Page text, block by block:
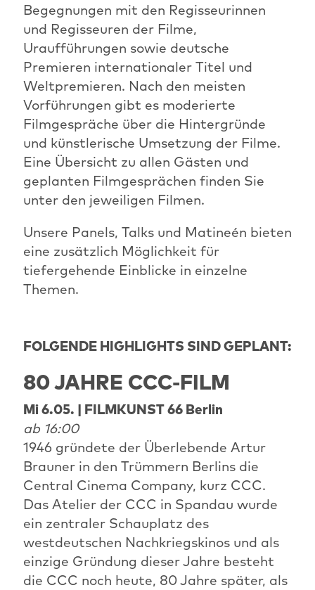
Begegnungen mit den Regisseurinnen
und Regisseuren der Filme,
Uraufführungen sowie deutsche
Premieren internationaler Titel und
Weltpremieren. Nach den meisten
Vorführungen gibt es moderierte
Filmgespräche über die Hintergründe
und künstlerische Umsetzung der Filme.
Eine Übersicht zu allen Gästen und
geplanten Filmgesprächen finden Sie
unter den jeweiligen Filmen.
Unsere Panels, Talks und Matineén bieten
eine zusätzlich Möglichkeit für
tiefergehende Einblicke in einzelne
Themen.
FOLGENDE HIGHLIGHTS SIND GEPLANT:
80 JAHRE CCC-FILM
Mi 6.05. | FILMKUNST 66 Berlin
ab 16:00
1946 gründete der Überlebende Artur
Brauner in den Trümmern Berlins die
Central Cinema Company, kurz CCC.
Das Atelier der CCC in Spandau wurde
ein zentraler Schauplatz des
westdeutschen Nachkriegskinos und als
einzige Gründung dieser Jahre besteht
die CCC noch heute, 80 Jahre später, als